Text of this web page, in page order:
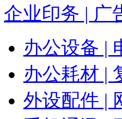
企业印务 | 广
办公设备 |
办公耗材 |
外设配件 |